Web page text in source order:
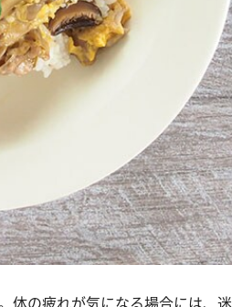
の疲れが気になる場合には、迷